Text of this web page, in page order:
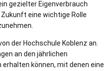
gezielter Eigenverbrauch
eine wichtige Rolle
der Hochschule Koblenz an.
an den jährlichen
können, mit denen eine